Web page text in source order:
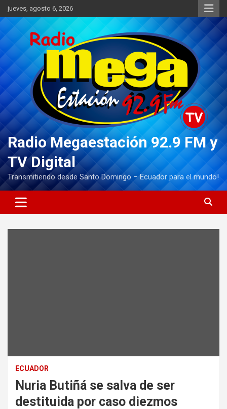
Saltar
al
contenido
jueves, agosto 6, 2026
Radio Megaestación 92.9 FM y
TV Digital
Transmitiendo desde Santo Domingo – Ecuador para el mundo!
ECUADOR
Nuria Butiñá se salva de ser
destituida por caso diezmos